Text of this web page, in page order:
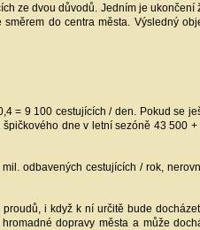
ze dvou důvodů. Jedním je
do centra města. Výsledný
= 9 100 cestujících / den. Pokud se
dne v letní sezóně 43 500
odbavených cestujících / rok,
i když k ní určitě bude
dopravy města a může